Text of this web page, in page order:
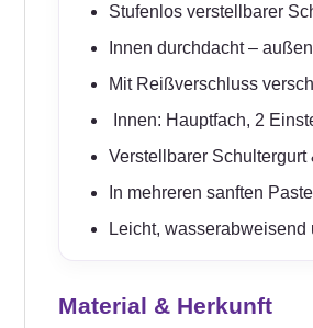
Stufenlos verstellbarer
Innen durchdacht –
Mit Reißverschluss
Innen: Hauptfach, 2
Verstellbarer Schultergurt
In mehreren sanften
Leicht,
Material & Herkunft